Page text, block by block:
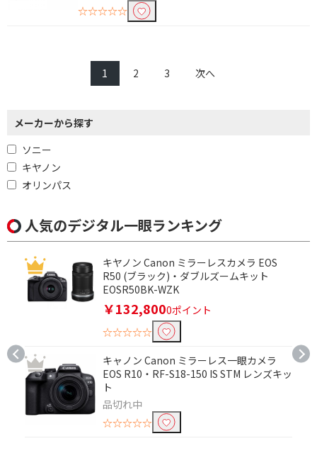
☆☆☆☆☆
1 2 3 次へ
メーカーから探す
ソニー
キヤノン
オリンパス
人気のデジタル一眼ランキング
キヤノン Canon ミラーレスカメラ EOS
R50 (ブラック)・ダブルズームキット
EOSR50BK-WZK
￥132,8000ポイント
☆☆☆☆☆
キャノン Canon ミラーレス一眼カメラ
EOS R10・RF-S18-150 IS STM レンズキッ
ト
品切れ中
☆☆☆☆☆